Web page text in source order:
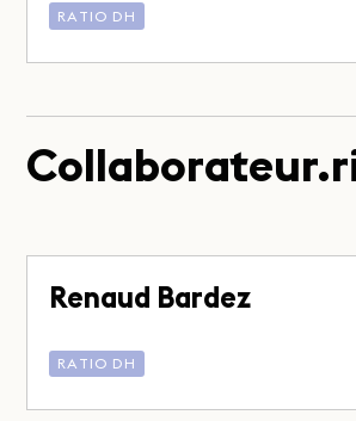
RATIO DH
Renaud Bardez
RATIO DH